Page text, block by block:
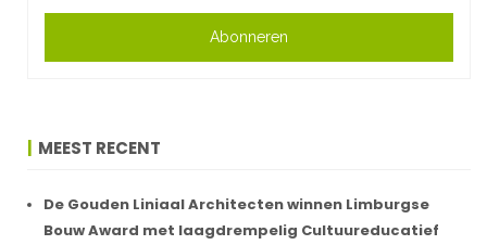
Abonneren
MEEST RECENT
De Gouden Liniaal Architecten winnen Limburgse
Bouw Award met laagdrempelig Cultuureducatief